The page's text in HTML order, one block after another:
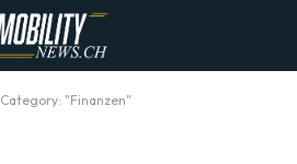
Category: "Finanzen"